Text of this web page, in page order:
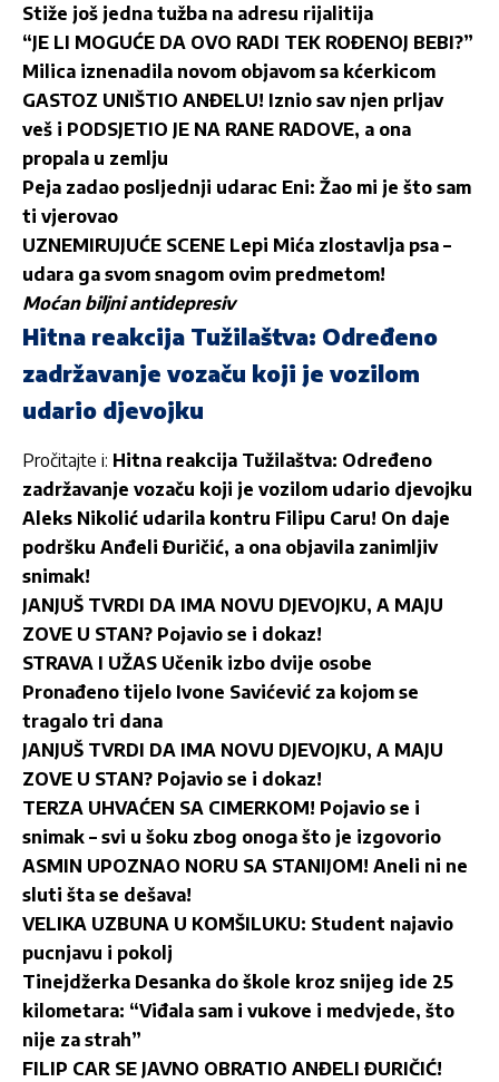
Stiže još jedna tužba na adresu rijalitija
“JE LI MOGUĆE DA OVO RADI TEK ROĐENOJ BEBI?”
Milica iznenadila novom objavom sa kćerkicom
GASTOZ UNIŠTIO ANĐELU! Iznio sav njen prljav
veš i PODSJETIO JE NA RANE RADOVE, a ona
propala u zemlju
Peja zadao posljednji udarac Eni: Žao mi je što sam
ti vjerovao
UZNEMIRUJUĆE SCENE Lepi Mića zlostavlja psa –
udara ga svom snagom ovim predmetom!
Moćan biljni antidepresiv
Hitna reakcija Tužilaštva: Određeno
zadržavanje vozaču koji je vozilom
udario djevojku
Pročitajte i: Hitna reakcija Tužilaštva: Određeno
zadržavanje vozaču koji je vozilom udario djevojku
Aleks Nikolić udarila kontru Filipu Caru! On daje
podršku Anđeli Đuričić, a ona objavila zanimljiv
snimak!
JANJUŠ TVRDI DA IMA NOVU DJEVOJKU, A MAJU
ZOVE U STAN? Pojavio se i dokaz!
STRAVA I UŽAS Učenik izbo dvije osobe
Pronađeno tijelo Ivone Savićević za kojom se
tragalo tri dana
JANJUŠ TVRDI DA IMA NOVU DJEVOJKU, A MAJU
ZOVE U STAN? Pojavio se i dokaz!
TERZA UHVAĆEN SA CIMERKOM! Pojavio se i
snimak – svi u šoku zbog onoga što je izgovorio
ASMIN UPOZNAO NORU SA STANIJOM! Aneli ni ne
sluti šta se dešava!
VELIKA UZBUNA U KOMŠILUKU: Student najavio
pucnjavu i pokolj
Tinejdžerka Desanka do škole kroz snijeg ide 25
kilometara: “Viđala sam i vukove i medvjede, što
nije za strah”
FILIP CAR SE JAVNO OBRATIO ANĐELI ĐURIČIĆ!